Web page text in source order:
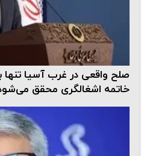
صلح واقعی در غرب آسیا تنها
خاتمه اشغالگری محقق